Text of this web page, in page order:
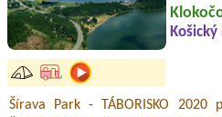
Košický
Šírava Park - TÁBORISKO 2020